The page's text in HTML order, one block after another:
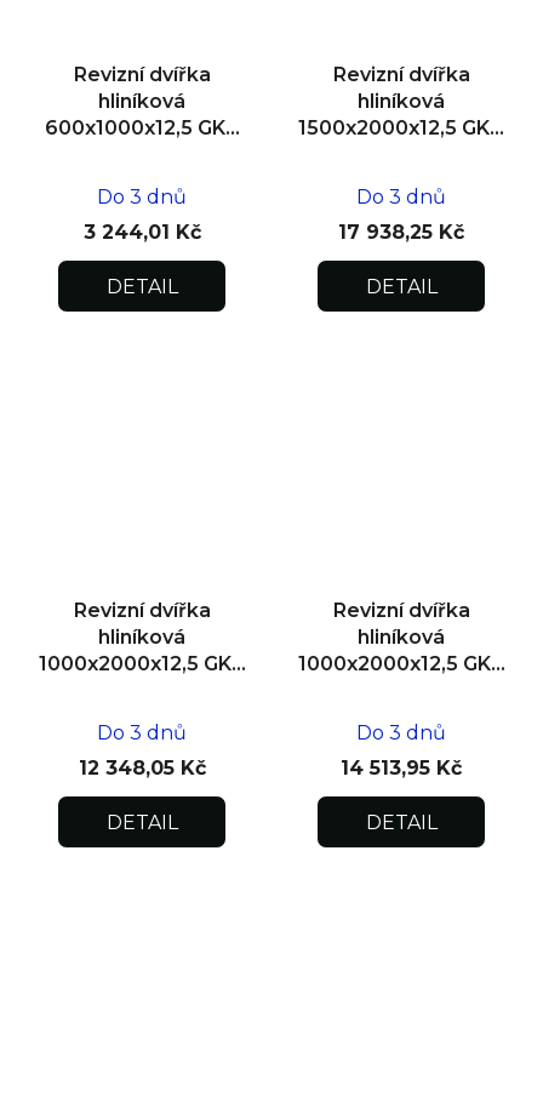
Revizní dvířka
hliníková
600x1000x12,5 GKB
Do 3 dnů
3 244,01 Kč
DETAIL
Revizní dvířka
hliníková
1500x2000x12,5 GKB
Do 3 dnů
17 938,25 Kč
DETAIL
Revizní dvířka
hliníková
1000x2000x12,5 GKB
Do 3 dnů
12 348,05 Kč
DETAIL
Revizní dvířka
hliníková
1000x2000x12,5 GKB
Do 3 dnů
14 513,95 Kč
DETAIL